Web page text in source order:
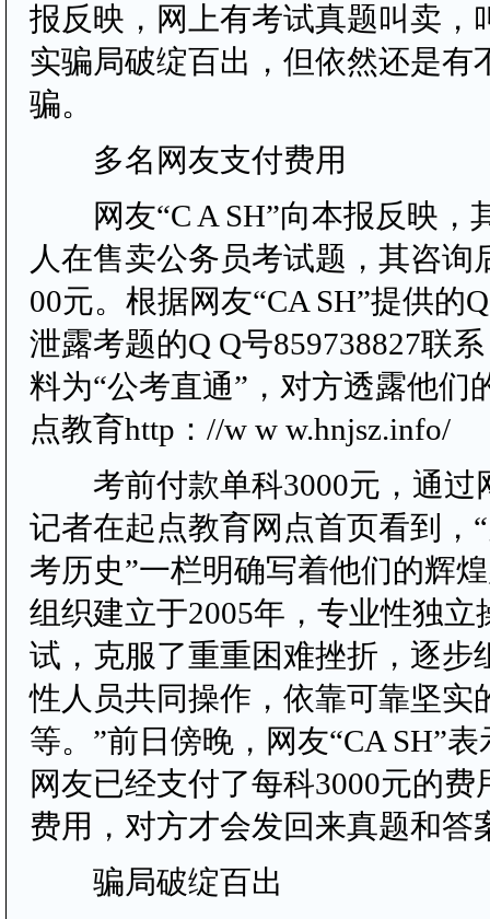
报反映，网上有考试真题叫卖，
实骗局破绽百出，但依然还是有
骗。
多名网友支付费用
网友“C A SH”向本报反映，
人在售卖公务员考试题，其咨询
00元。根据网友“CA SH”提供的
泄露考题的Q Q号859738827联
料为“公考直通”，对方透露他们
点教育http：//w w w.hnjsz.info/
考前付款单科3000元，通过
记者在起点教育网点首页看到，
考历史”一栏明确写着他们的辉
组织建立于2005年，专业性独立
试，克服了重重困难挫折，逐步
性人员共同操作，依靠可靠坚实
等。”前日傍晚，网友“CA SH”
网友已经支付了每科3000元的
费用，对方才会发回来真题和答
骗局破绽百出